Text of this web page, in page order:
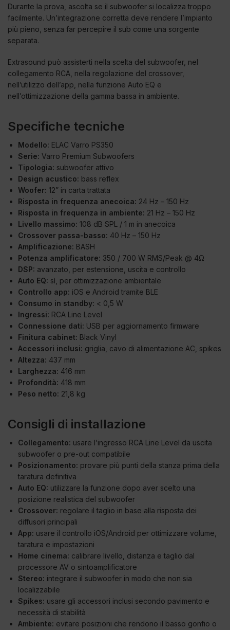
Durante la prova, ascolta se il subwoofer si localizza troppo
facilmente. Un’integrazione corretta deve rendere l’impianto
più pieno, senza far percepire il sub come una sorgente
separata.
Extrasound può assisterti nella scelta del subwoofer, nel
collegamento RCA, nella regolazione del crossover,
nell’utilizzo dell’app, nella funzione Auto EQ e
nell’ottimizzazione della gamma bassa in ambiente.
Specifiche tecniche
Modello: ELAC Varro PS350
Serie: Varro Premium Subwoofers
Tipologia: subwoofer attivo
Design acustico: bass reflex
Woofer: 12” in carta trattata
Risposta in frequenza anecoica: 24 Hz – 150 Hz
Risposta in frequenza in ambiente: 21 Hz – 150 Hz
Livello massimo: 108 dB SPL / 1 m in anecoica
Crossover passa-basso: 40 Hz – 150 Hz
Amplificazione: BASH
Potenza amplificatore: 350 / 700 W RMS/Peak @ 4Ω
DSP: avanzato, per estensione, uscita e controllo
Auto EQ: sì, per ottimizzazione ambientale
Controllo app: iOS e Android tramite BLE
Consumo in standby: < 0,5 W
Ingressi: RCA Line Level
Connessione dati: USB per aggiornamento firmware
Finitura cabinet: Black Vinyl
Accessori inclusi: griglia, cavo di alimentazione AC, spikes
Altezza: 437 mm
Larghezza: 416 mm
Profondità: 418 mm
Peso netto: 21,8 kg
Consigli di installazione
Collegamento: usare l’ingresso RCA Line Level da uscita
subwoofer o pre-out compatibile
Posizionamento: provare più punti della stanza prima della
taratura definitiva
Auto EQ: utilizzare la funzione dopo aver scelto una
posizione realistica del subwoofer
Crossover: regolare il taglio in base alla risposta dei
diffusori principali
App: usare il controllo iOS/Android per ottimizzare volume,
taratura e impostazioni
Home cinema: calibrare livello, distanza e taglio dal
processore AV o sintoamplificatore
Stereo: integrare il subwoofer in modo che non sia
localizzabile
Spikes: usare gli accessori inclusi secondo pavimento e
necessità di stabilità
Ambiente: evitare posizioni che rendono il basso gonfio o